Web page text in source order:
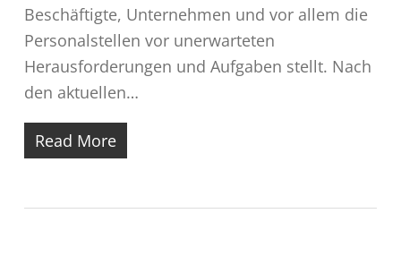
Beschäftigte, Unternehmen und vor allem die
Personalstellen vor unerwarteten
Herausforderungen und Aufgaben stellt. Nach
den aktuellen…
Read More